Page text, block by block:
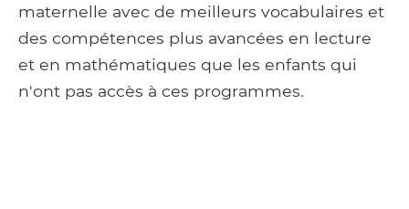
maternelle avec de meilleurs vocabulaires et
des compétences plus avancées en lecture
et en mathématiques que les enfants qui
n'ont pas accès à ces programmes.